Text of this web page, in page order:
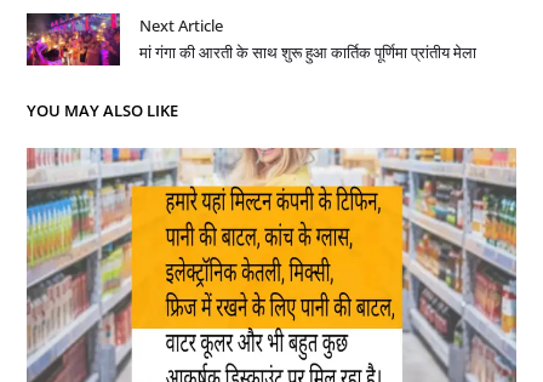
Next Article
मां गंगा की आरती के साथ शुरू हुआ कार्तिक पूर्णिमा प्रांतीय मेला
YOU MAY ALSO LIKE